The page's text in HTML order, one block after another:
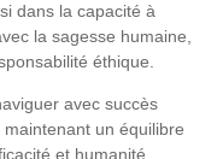
dans la capacité à
la sagesse humaine,
éthique.
avec succès
un équilibre
et humanité,